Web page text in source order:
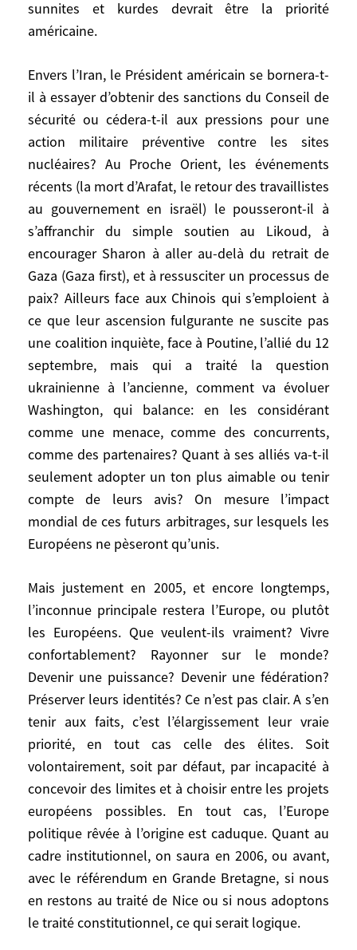
sunnites et kurdes devrait être la priorité
américaine.
Envers l’Iran, le Président américain se bornera-t-
il à essayer d’obtenir des sanctions du Conseil de
sécurité ou cédera-t-il aux pressions pour une
action militaire préventive contre les sites
nucléaires? Au Proche Orient, les événements
récents (la mort d’Arafat, le retour des travaillistes
au gouvernement en israël) le pousseront-il à
s’affranchir du simple soutien au Likoud, à
encourager Sharon à aller au-delà du retrait de
Gaza (Gaza first), et à ressusciter un processus de
paix? Ailleurs face aux Chinois qui s’emploient à
ce que leur ascension fulgurante ne suscite pas
une coalition inquiète, face à Poutine, l’allié du 12
septembre, mais qui a traité la question
ukrainienne à l’ancienne, comment va évoluer
Washington, qui balance: en les considérant
comme une menace, comme des concurrents,
comme des partenaires? Quant à ses alliés va-t-il
seulement adopter un ton plus aimable ou tenir
compte de leurs avis? On mesure l’impact
mondial de ces futurs arbitrages, sur lesquels les
Européens ne pèseront qu’unis.
Mais justement en 2005, et encore longtemps,
l’inconnue principale restera l’Europe, ou plutôt
les Européens. Que veulent-ils vraiment? Vivre
confortablement? Rayonner sur le monde?
Devenir une puissance? Devenir une fédération?
Préserver leurs identités? Ce n’est pas clair. A s’en
tenir aux faits, c’est l’élargissement leur vraie
priorité, en tout cas celle des élites. Soit
volontairement, soit par défaut, par incapacité à
concevoir des limites et à choisir entre les projets
européens possibles. En tout cas, l’Europe
politique rêvée à l’origine est caduque. Quant au
cadre institutionnel, on saura en 2006, ou avant,
avec le référendum en Grande Bretagne, si nous
en restons au traité de Nice ou si nous adoptons
le traité constitutionnel, ce qui serait logique.
les institutions entre les majoritaires
chiites et les minoritaires sunnites et
Envers l’Iran, le Président américain se
bornera-t-il à essayer d’obtenir des
sanctions du Conseil de sécurité ou
cédera-t-il aux pressions pour une action
militaire préventive contre les sites
nucléaires? Au Proche Orient, les
événements récents (la mort d’Arafat, le
retour des travaillistes au gouvernement
en israël) le pousseront-il à s’affranchir du
simple soutien au Likoud, à encourager
Sharon à aller au-delà du retrait de Gaza
(Gaza first), et à ressusciter un processus
de paix? Ailleurs face aux Chinois qui
s’emploient à ce que leur ascension
fulgurante ne suscite pas une coalition
inquiète, face à Poutine, l’allié du 12
septembre, mais qui a traité la question
ukrainienne à l’ancienne, comment va
évoluer Washington, qui balance: en les
considérant comme une menace, comme
des concurrents, comme des partenaires?
Quant à ses alliés va-t-il seulement
adopter un ton plus aimable ou tenir
mondial de ces futurs arbitrages, sur
lesquels les Européens ne pèseront
qu’unis.
longtemps, l’inconnue principale restera
l’Europe, ou plutôt les Européens. Que
veulent-ils vraiment? Vivre
confortablement? Rayonner sur le monde?
Devenir une puissance? Devenir une
fédération? Préserver leurs identités? Ce
n’est pas clair. A s’en tenir aux faits, c’est
l’élargissement leur vraie priorité, en tout
cas celle des élites. Soit volontairement,
soit par défaut, par incapacité à concevoir
des limites et à choisir entre les projets
européens possibles. En tout cas, l’Europe